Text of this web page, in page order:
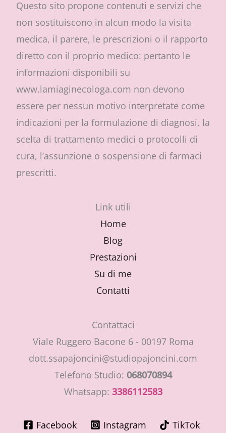
Questo sito propone contenuti e servizi che
non sostituiscono in alcun modo la visita
medica, il parere, le prescrizioni o il rapporto
diretto con il proprio medico: pertanto le
informazioni disponibili su
www.lamiaginecologa.com non devono
essere per nessun motivo interpretate come
indicazioni per la formulazione di diagnosi, la
scelta di trattamento medici o protocolli di
cura, l’assunzione o sospensione di farmaci
prescritti.
Link utili
Home
Blog
Prestazioni
Su di me
Contatti
Contattaci
Viale Ruggero Bacone 6 - 00197 Roma
dott.ssapajoncini@studiopajoncini.com
Telefono Studio: 068070894
Whatsapp: 3386112583
Facebook Instagram TikTok